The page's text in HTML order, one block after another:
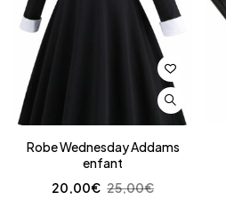
Robe Wednesday Addams
enfant
25,00€
20,00€